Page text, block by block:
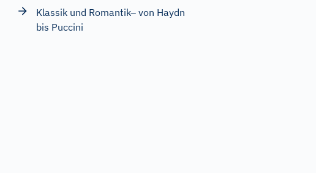
Klassik und Romantik– von Haydn
bis Puccini